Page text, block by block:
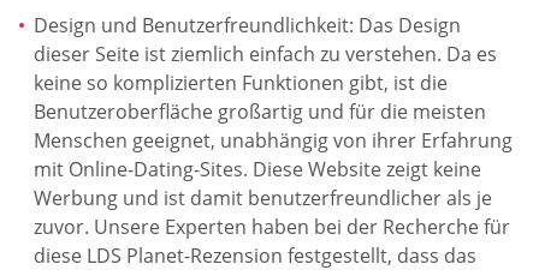
Design und Benutzerfreundlichkeit: Das Design
dieser Seite ist ziemlich einfach zu verstehen. Da es
keine so komplizierten Funktionen gibt, ist die
Benutzeroberfläche großartig und für die meisten
Menschen geeignet, unabhängig von ihrer Erfahrung
mit Online-Dating-Sites. Diese Website zeigt keine
Werbung und ist damit benutzerfreundlicher als je
zuvor. Unsere Experten haben bei der Recherche für
diese LDS Planet-Rezension festgestellt, dass das